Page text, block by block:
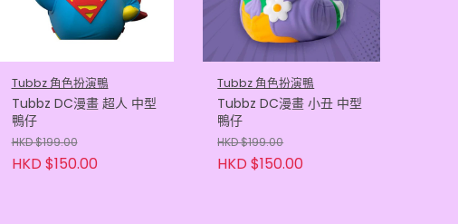
Tubbz 角色扮演鴨
Tubbz DC漫畫 超人 中型
鴨仔
HKD $199.00
HKD $150.00
Tubbz 角色扮演鴨
Tubbz DC漫畫 小丑 中型
鴨仔
HKD $199.00
HKD $150.00